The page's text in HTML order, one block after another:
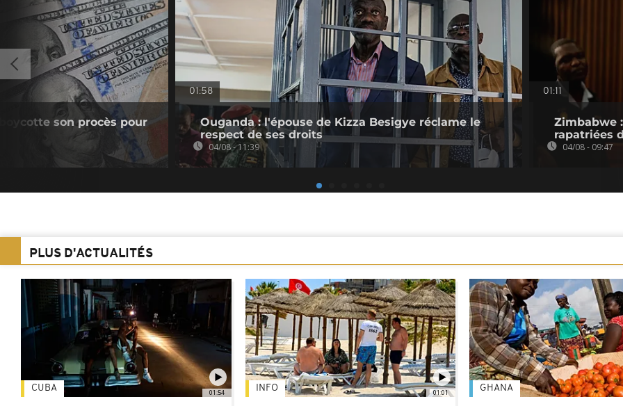
son procès pour
01:58
Ouganda : l'épouse de Kizza Besigye réclame le
respect de ses droits
04/08 - 11:39
01:11
Zimbabwe
rapatriées
04/08 - 09:47
PLUS D'ACTUALITÉS
01:54
CUBA 01:01
INFO GHANA